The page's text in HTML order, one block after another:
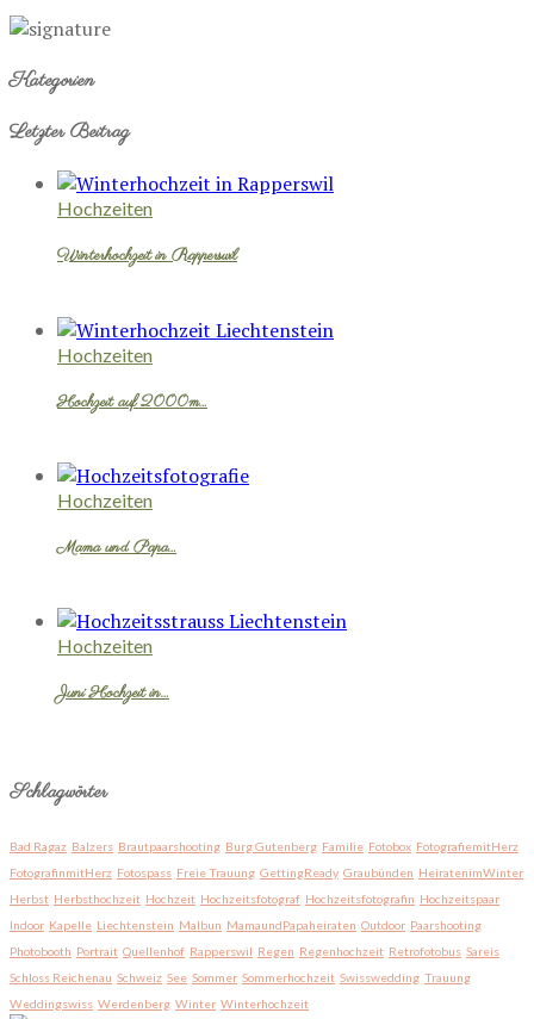
Kategorien
Letzter Beitrag
Hochzeiten
Winterhochzeit in Rapperswil
Hochzeiten
Hochzeit auf 2000m…
Hochzeiten
Mama und Papa…
Hochzeiten
Juni Hochzeit in…
Schlagwörter
Bad Ragaz Balzers Brautpaarshooting Burg Gutenberg Familie Fotobox FotografiemitHerz
FotografinmitHerz Fotospass Freie Trauung GettingReady Graubünden HeiratenimWinter
Herbst Herbsthochzeit Hochzeit Hochzeitsfotograf Hochzeitsfotografin Hochzeitspaar
Indoor Kapelle Liechtenstein Malbun MamaundPapaheiraten Outdoor Paarshooting
Photobooth Portrait Quellenhof Rapperswil Regen Regenhochzeit Retrofotobus Sareis
Schloss Reichenau Schweiz See Sommer Sommerhochzeit Swisswedding Trauung
Weddingswiss Werdenberg Winter Winterhochzeit